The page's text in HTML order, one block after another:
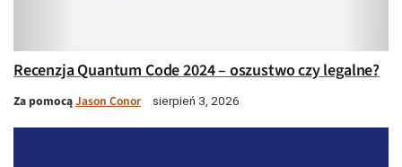
Recenzja Quantum Code 2024 – oszustwo czy legalne?
Za pomocąJason Conor sierpień 3, 2026